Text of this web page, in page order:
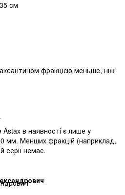
см
фракцією меньше, ніж
в наявності є лише у
мм. Менших фракцій (наприклад,
серії немає.